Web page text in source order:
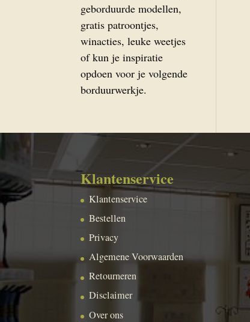
geborduurde modellen,
gratis patroontjes,
winacties, leuke weetjes
of kun je inspiratie
opdoen voor je volgende
borduurwerkje.
Klantenservice
Klantenservice
Bestellen
Privacy
Algemene Voorwaarden
Retourneren
Disclaimer
Over ons